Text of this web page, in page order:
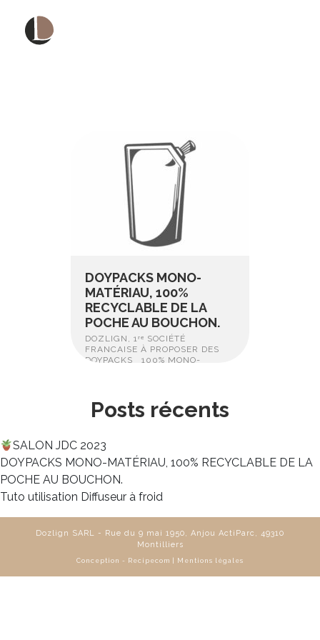
Catégorie :
DOYPACKS MONO-
MATÉRIAU, 100%
RECYCLABLE DE LA
POCHE AU BOUCHON.
DOZLIGN, 1ʳᵉ SOCIÉTÉ
FRANCAISE À PROPOSER DES
DOYPACKS 100% MONO-
Posts récents
SALON JDC 2023
DOYPACKS MONO-MATÉRIAU, 100% RECYCLABLE DE LA
POCHE AU BOUCHON.
Tuto utilisation Diffuseur à froid
Dozlign SARL - Rue du 9 mai 1950, Anjou ActiParc, 49310
Montilliers
Conception - Recipecom Mentions légales